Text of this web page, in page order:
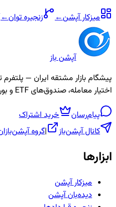
میزکار آپشن← زنجیرهتوان←
آپشن باز
پیشگام بازار مشتقه ایران —
اختیار معامله، صندوق‌های ETF و بورس کالا.
پیام‌رسان
خرید اشتراک
کانال آپشن‌باز
|گروه
ابزارها
میزکار آپشن
دیده‌بان آپشن